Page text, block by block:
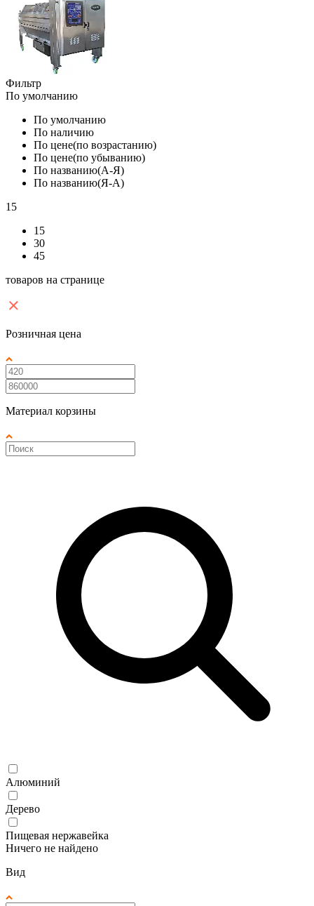
Фильтр
По умолчанию
По умолчанию
По наличию
По цене(по возрастанию)
По цене(по убыванию)
По названию(А-Я)
По названию(Я-А)
15
15
30
45
товаров на странице
Розничная цена
Материал корзины
Алюминий
Дерево
Пищевая нержавейка
Ничего не найдено
Вид